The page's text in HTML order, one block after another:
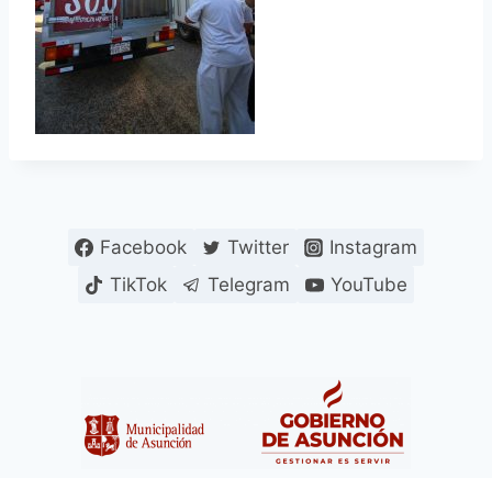
Facebook Twitter
Instagram
TikTok
Telegram YouTube